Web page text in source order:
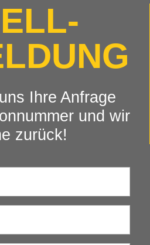
Ihre Anfrage
und wir
zurück!